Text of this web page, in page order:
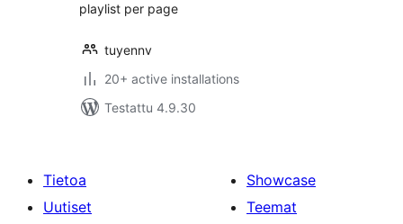
playlist per page
tuyennv
20+ active installations
Testattu 4.9.30
Tietoa
Uutiset
Showcase
Teemat